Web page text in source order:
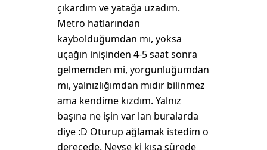
çıkardım ve yatağa uzadım.
Metro hatlarından
kaybolduğumdan mı, yoksa
uçağın inişinden 4-5 saat sonra
gelmemden mi, yorgunluğumdan
mı, yalnızlığımdan mıdır bilinmez
ama kendime kızdım. Yalnız
başına ne işin var lan buralarda
diye :D Oturup ağlamak istedim o
derecede. Neyse ki kısa sürede